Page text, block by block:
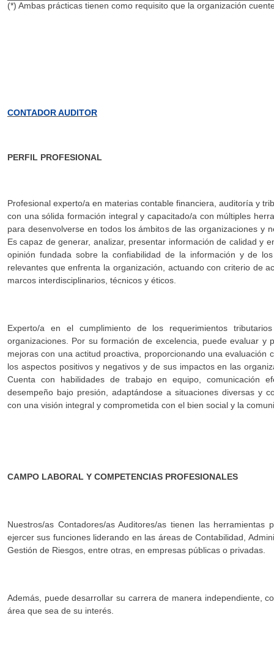
(*) Ambas prácticas tienen como requisito que la organización
CONTADOR AUDITOR
PERFIL PROFESIONAL
Profesional experto/a en materias contable financiera, auditoría y
con una sólida formación integral y capacitado/a con múltiples
para desenvolverse en todos los ámbitos de las organizaciones y
Es capaz de generar, analizar, presentar información de calidad y
opinión fundada sobre la confiabilidad de la información y de
relevantes que enfrenta la organización, actuando con criterio de
marcos interdisciplinarios, técnicos y éticos.
Experto/a en el cumplimiento de los requerimientos
organizaciones. Por su formación de excelencia, puede evaluar y
mejoras con una actitud proactiva, proporcionando una evaluación
los aspectos positivos y negativos y de sus impactos en las
Cuenta con habilidades de trabajo en equipo, comunicación
desempeño bajo presión, adaptándose a situaciones diversas y
con una visión integral y comprometida con el bien social y la
CAMPO LABORAL Y COMPETENCIAS PROFESIONALES
Nuestros/as Contadores/as Auditores/as tienen las
ejercer sus funciones liderando en las áreas de Contabilidad,
Gestión de Riesgos, entre otras, en empresas públicas o privadas.
Además, puede desarrollar su carrera de manera independiente,
área que sea de su interés.